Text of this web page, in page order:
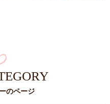
のページ